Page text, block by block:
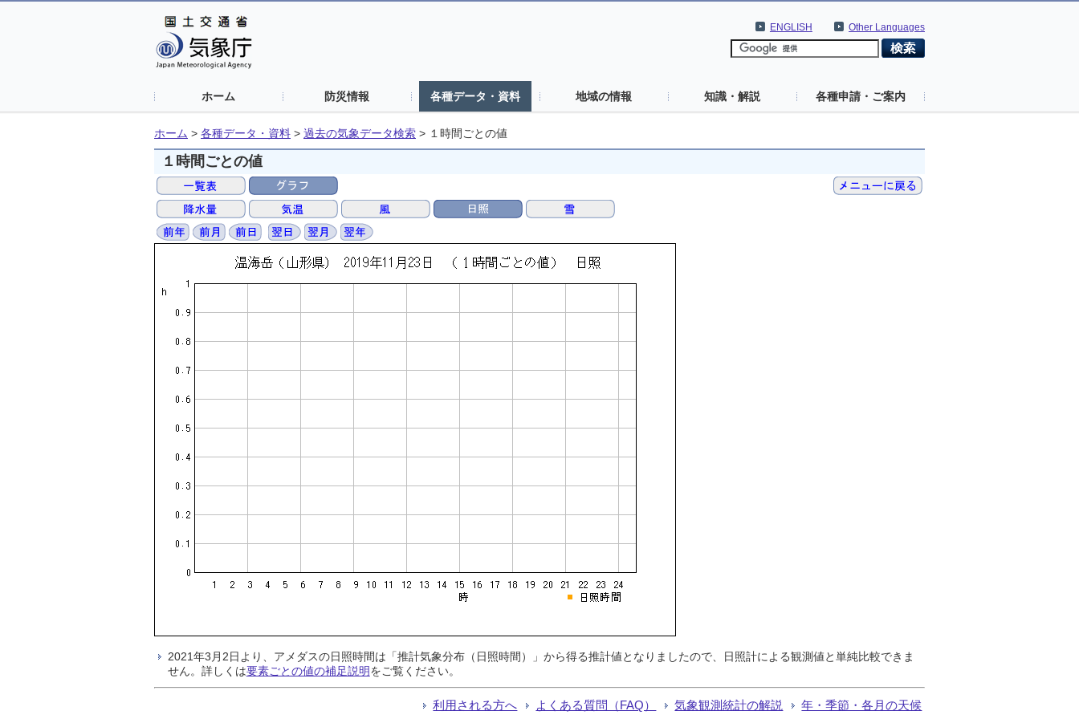
Other Languages
ENGLISH
ホーム 防災情報 各種データ・資料 地域の情報 知識・解説 各種申請・ご案内
ホーム > 各種データ・資料 > 過去の気象データ検索 > １時間ごとの値
１時間ごとの値
2021年3月2日より、アメダスの日照時間は「推計気象分布（日照時間）」から得る推計値となりましたので、日照計による観測値と単純比較できま
せん。詳しくは要素ごとの値の補足説明をご覧ください。
利用される方へ よくある質問（FAQ） 気象観測統計の解説 年・季節・各月の天候